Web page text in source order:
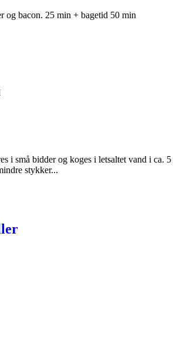
og bacon. 25 min + bagetid 50 min
i små bidder og koges i letsaltet vand i ca. 5
stykker...